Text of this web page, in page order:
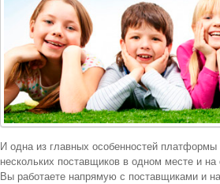
И одна из главных особенностей
нескольких поставщиков в одном месте и
Вы работаете напрямую с поставщиками и